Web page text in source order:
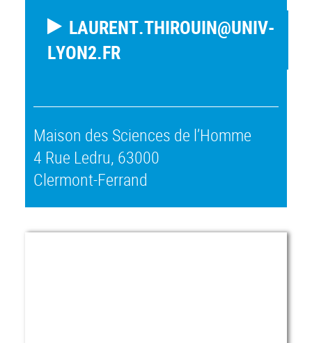
LAURENT.THIROUIN@UNIV-
LYON2.FR
Maison des Sciences de l’Homme
4 Rue Ledru, 63000
Clermont-Ferrand